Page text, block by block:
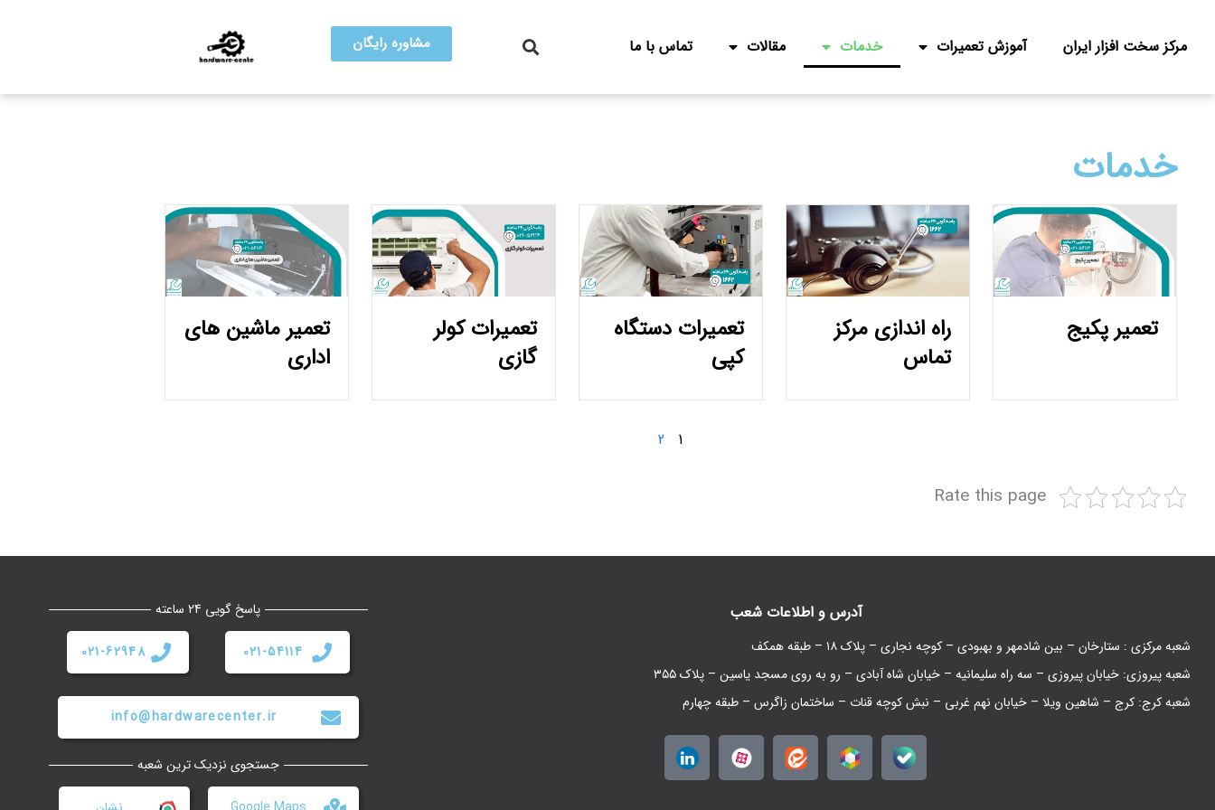
مرکز سخت افزار ایران آموزش تعمیرات خدمات مقالات تماس با ما مشاوره رایگان
خدمات
تعمیر پکیج
راه اندازی مرکز
تماس
تعمیرات دستگاه
کپی
تعمیرات کولر
گازی
تعمیر ماشین‌ های
اداری
1
2
Rate this page
آدرس و اطلاعات شعب
شعبه مرکزی : ستارخان – بین شادمهر و بهبودی – کوچه نجاری – پلاک ۱۸ – طبقه همکف
شعبه پیروزی: خیابان پیروزی – سه راه سلیمانیه – خیابان شاه آبادی – رو به روی مسجد یاسین – پلاک ۳۵۵
شعبه کرج: کرج – شاهین ویلا – خیابان نهم غربی – نبش کوچه قنات – ساختمان زاگرس – طبقه چهارم
پاسخ گویی 24 ساعته
021-54114
021-62948
info@hardwarecenter.ir
جستجوی نزدیک ترین شعبه